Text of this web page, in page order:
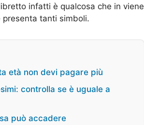
infatti è qualcosa che in viene
tanti simboli.
età non devi pagare più
controlla se è uguale a
può accadere